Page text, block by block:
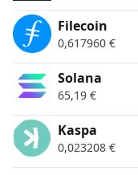
Filecoin
0,617960 €
Solana
65,19 €
Kaspa
0,023208 €